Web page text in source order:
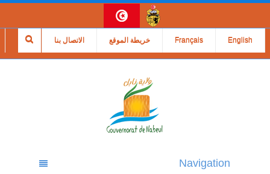
الاتصال بنا خريطة الموقع Français English
Navigation